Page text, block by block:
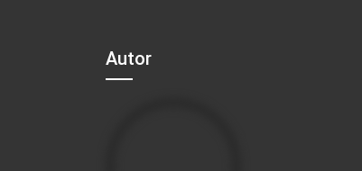
Autor